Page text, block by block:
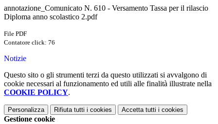
annotazione_Comunicato N. 610 - Versamento Tassa per il rilascio
Diploma anno scolastico 2.pdf
File PDF
Contatore click: 76
Notizie
Questo sito o gli strumenti terzi da questo utilizzati si avvalgono di
cookie necessari al funzionamento ed utili alle finalità illustrate nella
COOKIE POLICY.
Personalizza Rifiuta tutti i cookies Accetta tutti i cookies
Gestione cookie